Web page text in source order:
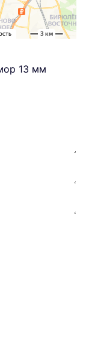
13 мм